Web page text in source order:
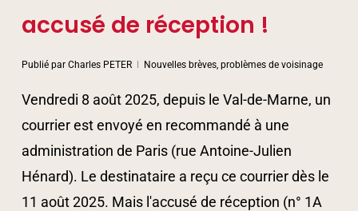
accusé de réception !
Publié par Charles PETER Nouvelles brèves, problèmes de voisinage
Vendredi 8 août 2025, depuis le Val-de-Marne, un
courrier est envoyé en recommandé à une
administration de Paris (rue Antoine-Julien
Hénard). Le destinataire a reçu ce courrier dès le
11 août 2025. Mais l'accusé de réception (n° 1A